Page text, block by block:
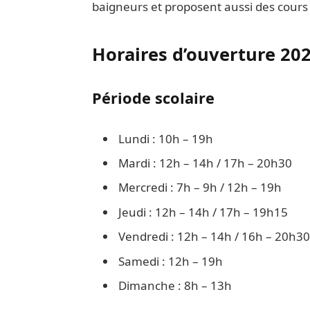
baigneurs et proposent aussi des
Horaires d’ouverture
Période scolaire
Lundi : 10h – 19h
Mardi : 12h – 14h / 17h – 20h30
Mercredi : 7h – 9h / 12h – 19h
Jeudi : 12h – 14h / 17h – 19h15
Vendredi : 12h – 14h / 16h – 20h30
Samedi : 12h – 19h
Dimanche : 8h – 13h